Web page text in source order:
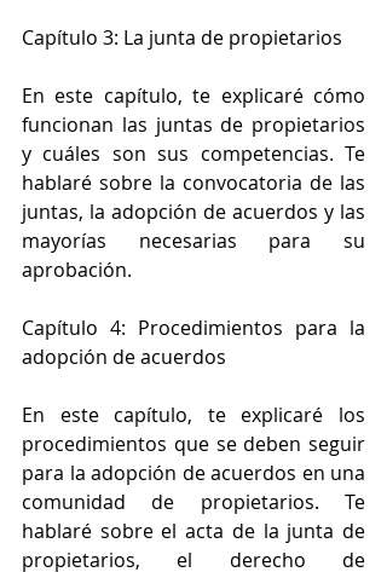
Capítulo 3: La junta de propietarios
En este capítulo, te explicaré cómo
funcionan las juntas de propietarios
y cuáles son sus competencias. Te
hablaré sobre la convocatoria de las
juntas, la adopción de acuerdos y las
mayorías necesarias para su
aprobación.
Capítulo 4: Procedimientos para la
adopción de acuerdos
En este capítulo, te explicaré los
procedimientos que se deben seguir
para la adopción de acuerdos en una
comunidad de propietarios. Te
hablaré sobre el acta de la junta de
propietarios, el derecho de